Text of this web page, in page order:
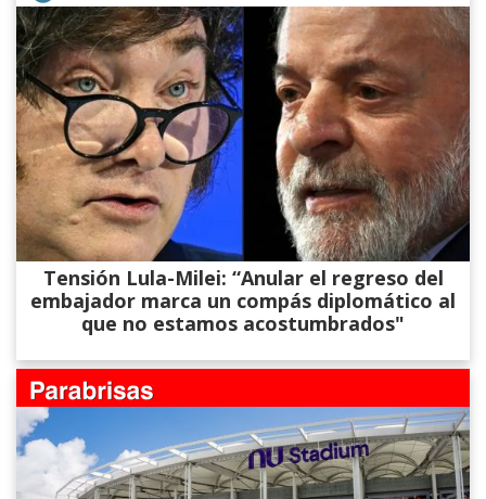
Tensión Lula-Milei: “Anular el regreso del
embajador marca un compás diplomático al
que no estamos acostumbrados"